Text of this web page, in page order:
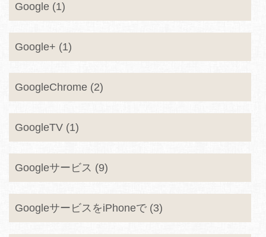
Google (1)
Google+ (1)
GoogleChrome (2)
GoogleTV (1)
Googleサービス (9)
GoogleサービスをiPhoneで (3)